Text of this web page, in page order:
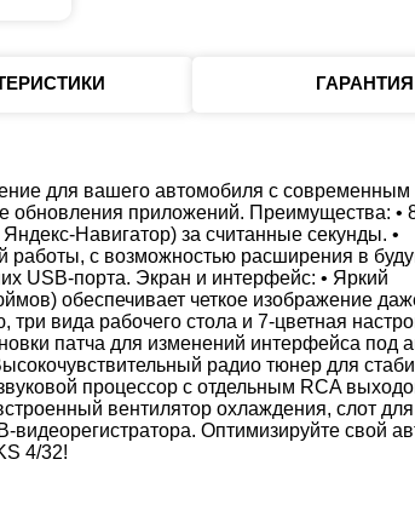
ГАРАНТИЯ
для вашего автомобиля с современным
обновления приложений. Преимущества: •
за считанные секунды. •
работы, с возможностью расширения в
USB‑портa. Экран и интерфейс: • Яркий
обеспечивает четкое изображение
вида рабочего стола и 7‑цветная
патча для изменений интерфейса под
радио тюнер для
процессор с отдельным RCA
вентилятор охлаждения, слот
Оптимизируйте свой
4/32!